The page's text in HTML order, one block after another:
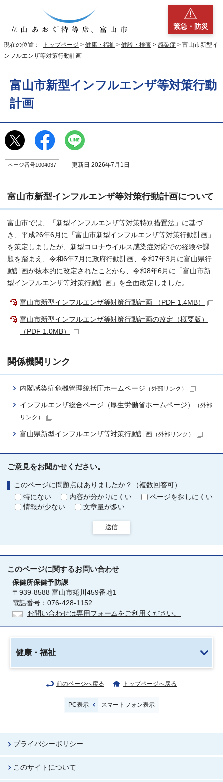
緊急・防災
現在の位置： トップページ > 健康・福祉 > 健診・検査 > 感染症 > 富山市新型イ
ンフルエンザ等対策行動計画
富山市新型インフルエンザ等対策行動
計画
ページ番号1004037 更新日 2026年7月1日
富山市新型インフルエンザ等対策行動計画について
富山市では、「新型インフルエンザ等対策特別措置法」に基づ
き、平成26年6月に「富山市新型インフルエンザ等対策行動計画」
を策定しましたが、新型コロナウイルス感染症対応での経験や課
題を踏まえ、令和6年7月に政府行動計画、令和7年3月に富山県行
動計画が抜本的に改定されたことから、令和8年6月に「富山市新
型インフルエンザ等対策行動計画」を全面改定しました。
富山市新型インフルエンザ等対策行動計画 （PDF 1.4MB）
富山市新型インフルエンザ等対策行動計画の改定（概要版）
（PDF 1.0MB）
関係機関リンク
内閣感染症危機管理統括庁ホームページ （外部リンク）
インフルエンザ総合ページ（厚生労働省ホームページ）
（外部
リンク）
富山県新型インフルエンザ等対策行動計画 （外部リンク）
ご意見をお聞かせください。
このページに問題点はありましたか？（複数回答可）
特にない
内容が分かりにくい
ページを探しにくい
情報が少ない
文章量が多い
送信
このページに関するお問い合わせ
保健所保健予防課
〒939-8588 富山市蜷川459番地1
電話番号：076-428-1152
お問い合わせは専用フォームをご利用ください。
健康・福祉
前のページへ戻る トップページへ戻る
PC表示 スマートフォン表示
プライバシーポリシー
このサイトについて